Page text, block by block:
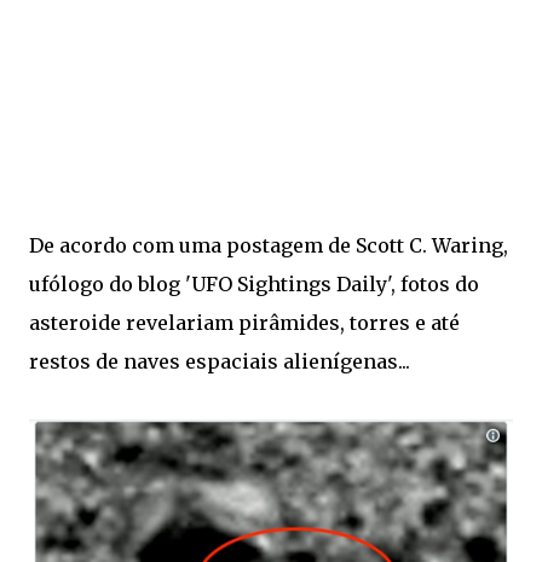
De acordo com uma postagem de Scott C. Waring,
ufólogo do blog 'UFO Sightings Daily', fotos do
asteroide revelariam pirâmides, torres e até
restos de naves espaciais alienígenas...